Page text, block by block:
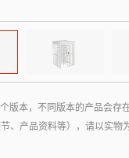
版本，不同版本的产品会存
、产品资料等），请以实物为